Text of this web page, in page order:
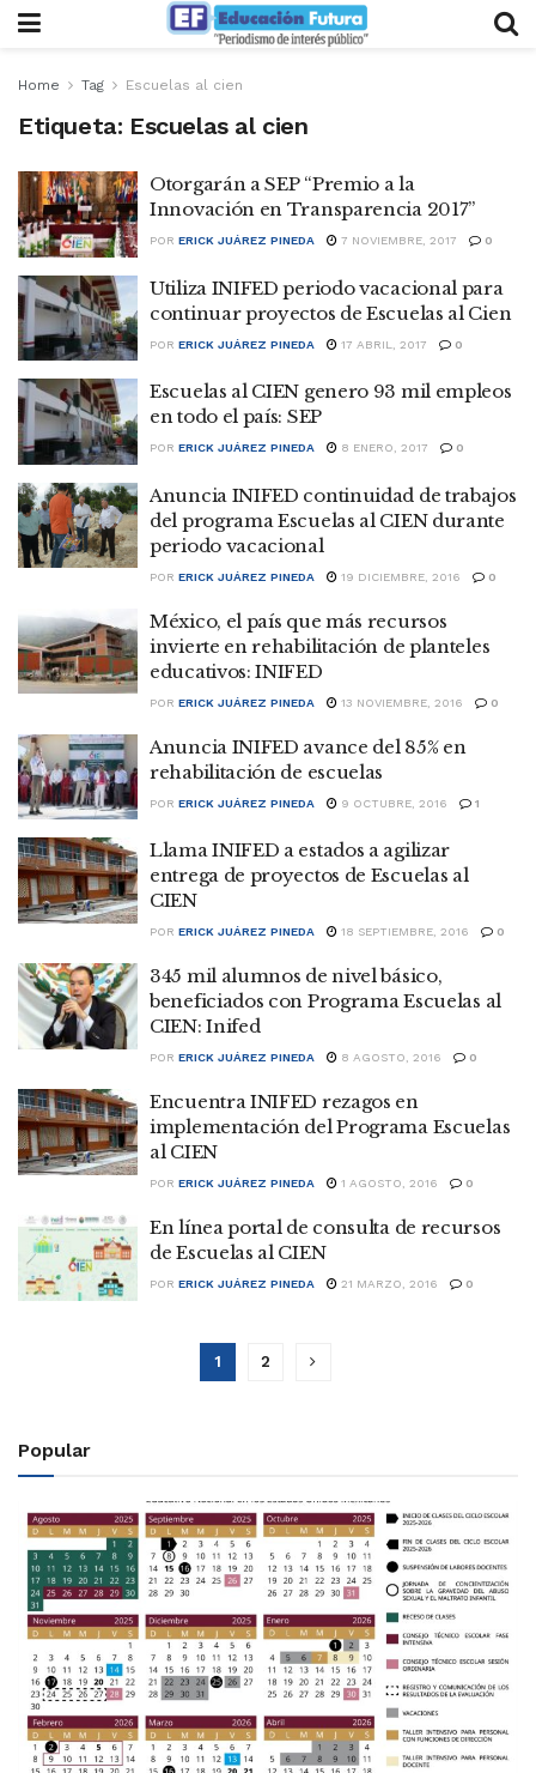
Home Tag Escuelas al cien
Etiqueta: Escuelas al cien
Otorgarán a SEP “Premio a la
Innovación en Transparencia 2017”
POR ERICK JUÁREZ PINEDA 7 NOVIEMBRE, 2017 0
Utiliza INIFED periodo vacacional para
continuar proyectos de Escuelas al Cien
POR ERICK JUÁREZ PINEDA 17 ABRIL, 2017 0
Escuelas al CIEN genero 93 mil empleos
en todo el país: SEP
POR ERICK JUÁREZ PINEDA 8 ENERO, 2017 0
Anuncia INIFED continuidad de trabajos
del programa Escuelas al CIEN durante
periodo vacacional
POR ERICK JUÁREZ PINEDA 19 DICIEMBRE, 2016 0
México, el país que más recursos
invierte en rehabilitación de planteles
educativos: INIFED
POR ERICK JUÁREZ PINEDA 13 NOVIEMBRE, 2016 0
Anuncia INIFED avance del 85% en
rehabilitación de escuelas
POR ERICK JUÁREZ PINEDA 9 OCTUBRE, 2016 1
Llama INIFED a estados a agilizar
entrega de proyectos de Escuelas al
CIEN
POR ERICK JUÁREZ PINEDA 18 SEPTIEMBRE, 2016 0
345 mil alumnos de nivel básico,
beneficiados con Programa Escuelas al
CIEN: Inifed
POR ERICK JUÁREZ PINEDA 8 AGOSTO, 2016 0
Encuentra INIFED rezagos en
implementación del Programa Escuelas
al CIEN
POR ERICK JUÁREZ PINEDA 1 AGOSTO, 2016 0
En línea portal de consulta de recursos
de Escuelas al CIEN
POR ERICK JUÁREZ PINEDA 21 MARZO, 2016 0
1 2
Popular